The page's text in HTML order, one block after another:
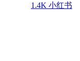
1.4K 小红书